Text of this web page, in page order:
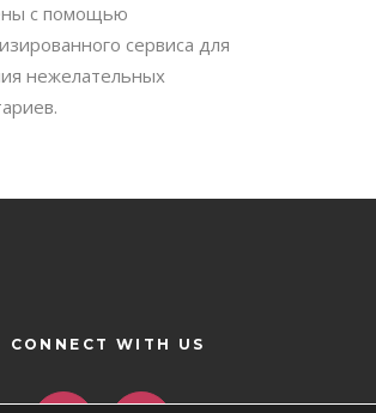
с помощью
сервиса для
нежелательных
CONNECT WITH US